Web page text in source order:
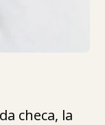
checa, la